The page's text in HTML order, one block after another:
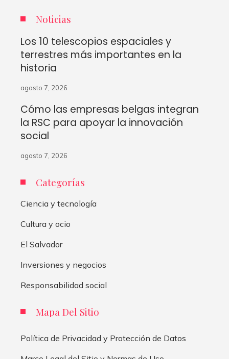
Noticias
Los 10 telescopios espaciales y
terrestres más importantes en la
historia
agosto 7, 2026
Cómo las empresas belgas integran
la RSC para apoyar la innovación
social
agosto 7, 2026
Categorías
Ciencia y tecnología
Cultura y ocio
El Salvador
Inversiones y negocios
Responsabilidad social
Mapa Del Sitio
Política de Privacidad y Protección de Datos